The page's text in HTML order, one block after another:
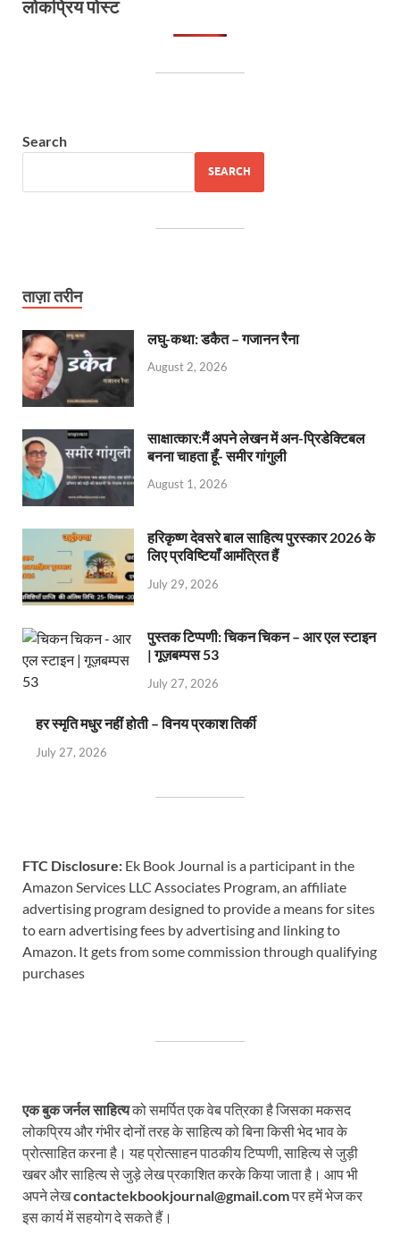
लोकप्रिय पोस्ट
Search
SEARCH
ताज़ा तरीन
लघु-कथा: डकैत – गजानन रैना
August 2, 2026
साक्षात्कार:मैं अपने लेखन में अन-प्रिडेक्टिबल
बनना चाहता हूँ- समीर गांगुली
August 1, 2026
हरिकृष्ण देवसरे बाल साहित्य पुरस्कार 2026 के
लिए प्रविष्टियाँ आमंत्रित हैं
July 29, 2026
पुस्तक टिप्पणी: चिकन चिकन – आर एल स्टाइन
| गूज़बम्पस 53
July 27, 2026
हर स्मृति मधुर नहीं होती – विनय प्रकाश तिर्की
July 27, 2026
FTC Disclosure: Ek Book Journal is a participant in the
Amazon Services LLC Associates Program, an affiliate
advertising program designed to provide a means for sites
to earn advertising fees by advertising and linking to
Amazon. It gets from some commission through qualifying
purchases
एक बुक जर्नल साहित्यको समर्पित एक वेब पत्रिका है जिसका मकसद
लोकप्रिय और गंभीर दोनों तरह के साहित्य को बिना किसी भेद भाव के
प्रोत्साहित करना है। यह प्रोत्साहन पाठकीय टिप्पणी, साहित्य से जुड़ी
खबर और साहित्य से जुड़े लेख प्रकाशित करके किया जाता है। आप भी
अपने लेखcontactekbookjournal@gmail.comपर हमें भेज कर
इस कार्य में सहयोग दे सकते हैं।